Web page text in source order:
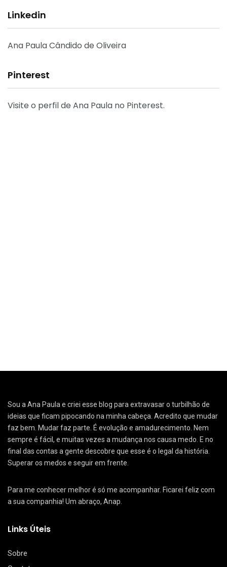
Linkedin
Ana Paula Cândido de Oliveira
Pinterest
Visite o perfil de Ana Paula no Pinterest.
Sou a Ana Paula e criei esse blog para extravasar o turbilhão de
ideias que ficam pipocando na minha cabeça. Acredito que mudar
faz bem. Mudar faz parte. É evolução e amadurecimento. Nem
sempre é fácil, e muitas vezes a mudança nos causa medo. E no
final das contas a gente descobre que esse é o legal da história.
Superar os medos e seguir em frente.
Para me conhecer melhor é só me acompanhar. Ficarei feliz com
a sua companhia! Um abraço, Anap.
Links Úteis
Sobre